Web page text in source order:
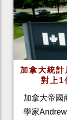
加拿大統
對上
加拿大帝國
學家